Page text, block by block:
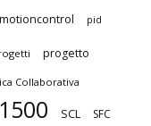
motioncontrol pid
progetto
Collaborativa
SCL SFC